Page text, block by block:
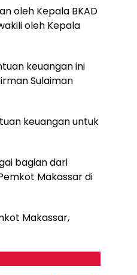
oleh Kepala BKAD
oleh Kepala
keuangan ini
Sulaiman
keuangan untuk
bagian dari
Makassar di
Makassar,